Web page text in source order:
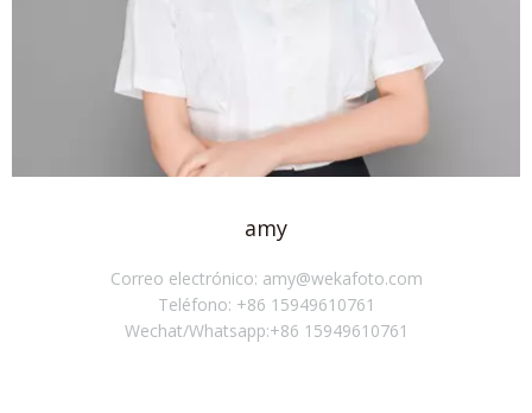
amy
Correo electrónico: amy@wekafoto.com
Teléfono: +86 15949610761
Wechat/Whatsapp:+86 15949610761